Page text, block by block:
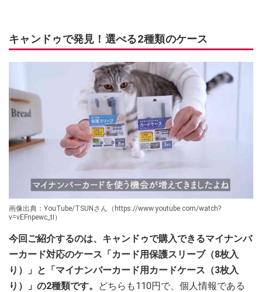
キャンドゥで発見！選べる2種類のケース
画像出典：YouTube/TSUNさん（https://www.youtube.com/watch?
v=vEFnpewc_tI）
今回ご紹介するのは、キャンドゥで購入できるマイナンバ
ーカード対応のケース「カード用保護スリーブ（8枚入
り）」と「マイナンバーカード用カードケース（3枚入
り）」の2種類です。
どちらも110円で、個人情報である